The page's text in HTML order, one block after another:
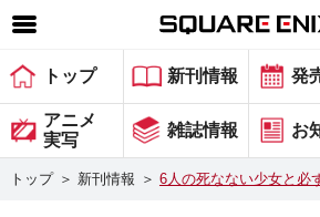
SQUARE ENIX 公式サイトメニュ
ゲーム
マガジン＆ブックス
トップ 新刊情報 発
アニメ
実写
雑誌情報 お
トップ ＞ 新刊情報 ＞ 6人の死なない少女と必